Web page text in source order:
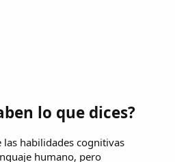
lo que dices?
las habilidades cognitivas
humano, pero